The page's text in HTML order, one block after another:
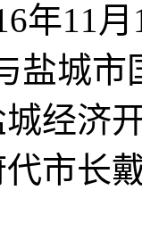
年11
盐城市
经济
市长